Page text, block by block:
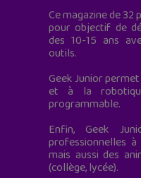
Ce magazine de 32
pour objectif de
des 10-15 ans
outils.
Geek Junior
et à la
programmable.
Enfin, Geek
professionnelles
mais aussi des
(collège, lycée).